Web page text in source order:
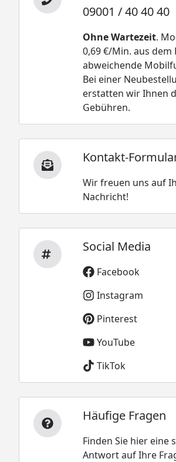
09001 / 40 40 40
Ohne Wartezeit.
0,69 €/Min. aus dem
abweichende
Bei einer
erstatten wir Ihnen
Gebühren.
Kontakt-
Wir freuen uns auf
Nachricht!
Social Media
Facebook
Instagram
Pinterest
YouTube
TikTok
Häufige Fragen
Finden Sie hier eine
Antwort auf Ihre